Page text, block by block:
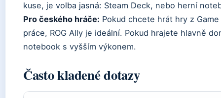
kuse, je volba jasná: Steam Deck, nebo herní
Pro českého hráče: Pokud chcete hrát hry z
práce, ROG Ally je ideální. Pokud hrajete hlavně
notebook s vyšším výkonem.
Často kladené dotazy